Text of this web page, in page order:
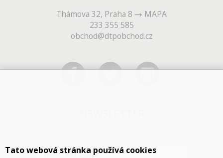
Thámova 32, Praha 8
MAPA
233 355 585
obchod@dtpobchod.cz
Tato webová stránka používá cookies